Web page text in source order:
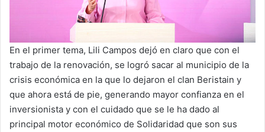
En el primer tema, Lili Campos dejó en claro que con el
trabajo de la renovación, se logró sacar al municipio de la
crisis económica en la que lo dejaron el clan Beristain y
que ahora está de pie, generando mayor confianza en el
inversionista y con el cuidado que se le ha dado al
principal motor económico de Solidaridad que son sus